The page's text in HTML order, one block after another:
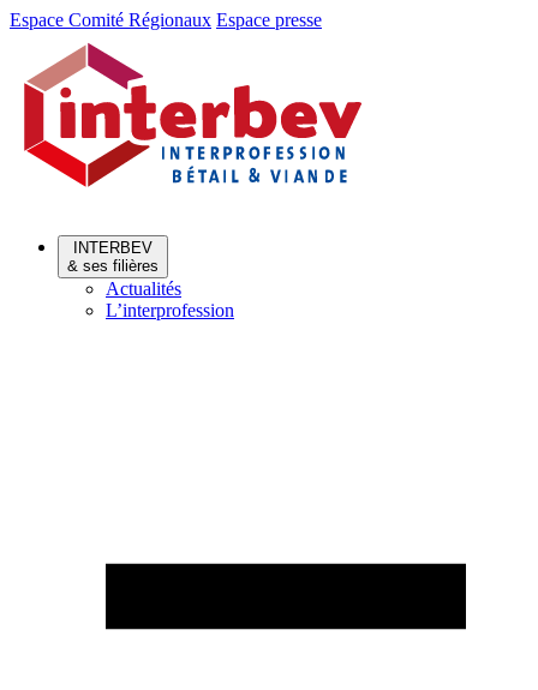
Aller
Aller
contenu
Espace Comité Régionaux Espace presse
INTERBEV
& ses filières
Actualités
L’interprofession